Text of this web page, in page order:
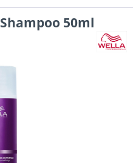
50ml